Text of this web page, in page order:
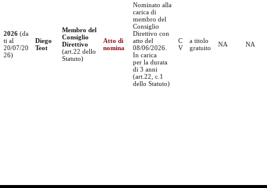
2026(da
ti al
20/07/20
26)
Diego
Teot
Membro del
Consiglio
Direttivo
(art.22 dello
Statuto)
Atto di
nomina
Nominato alla
carica di
membro del
Consiglio
Direttivo con
atto del
08/06/2026.
In carica
per la durata
di 3 anni
(art.22, c.1
dello Statuto)
C
V
a titolo
gratuito
NA NA